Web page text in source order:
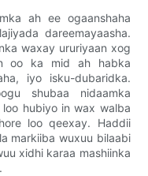
ah ee ogaanshaha
dareemayaasha.
waxay ururiyaan xog
oo ka mid ah habka
iyo isku-dubaridka.
shubaa nidaamka
hubiyo in wax walba
loo qeexay. Haddii
markiiba wuxuu bilaabi
xidhi karaa mashiinka